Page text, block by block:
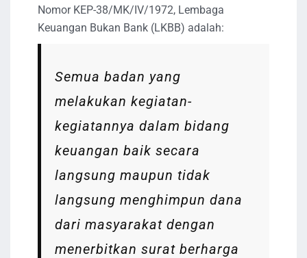
Nomor KEP-38/MK/IV/1972, Lembaga
Keuangan Bukan Bank (LKBB) adalah:
Semua badan yang
melakukan kegiatan-
kegiatannya dalam bidang
keuangan baik secara
langsung maupun tidak
langsung menghimpun dana
dari masyarakat dengan
menerbitkan surat berharga